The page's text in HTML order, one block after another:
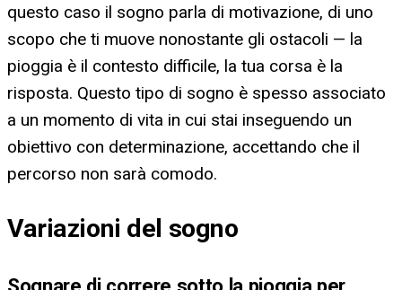
questo caso il sogno parla di motivazione, di uno
scopo che ti muove nonostante gli ostacoli — la
pioggia è il contesto difficile, la tua corsa è la
risposta. Questo tipo di sogno è spesso associato
a un momento di vita in cui stai inseguendo un
obiettivo con determinazione, accettando che il
percorso non sarà comodo.
Variazioni del sogno